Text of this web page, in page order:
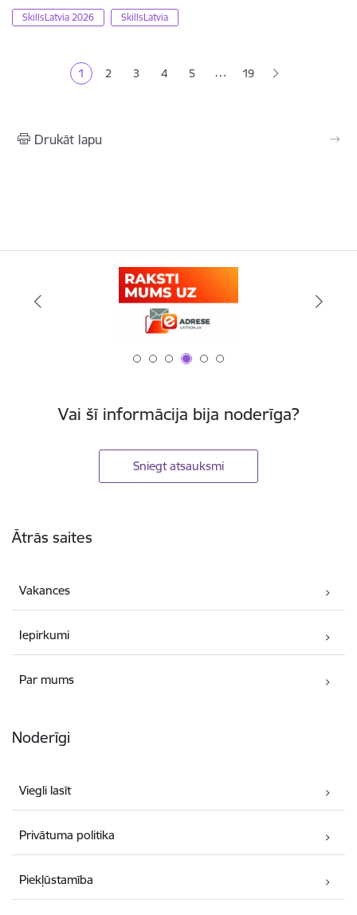
SkillsLatvia 2026 SkillsLatvia
Pašreizējā lapa
1 Lapa
2 Lapa
3 Lapa
4 Lapa
5 … 19
Drukāt lapu
Vai šī informācija bija noderīga?
Sniegt atsauksmi
Ātrās saites
Vakances
Iepirkumi
Par mums
Noderīgi
Viegli lasīt
Privātuma politika
Piekļūstamība